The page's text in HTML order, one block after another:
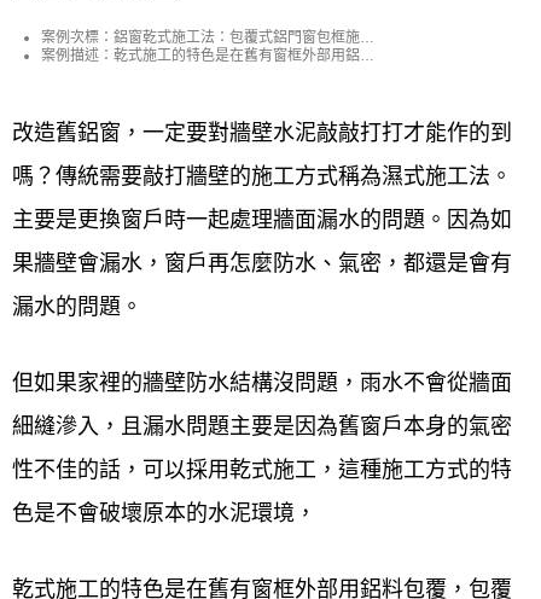
案例次標：鋁窗乾式施工法：包覆式鋁門窗包框施工
案例說明
案例描述：乾式施工的特色是在舊有窗框外部用鋁料
改造舊鋁窗，一定要對牆壁水泥敲敲打打才能作的到
嗎？傳統需要敲打牆壁的施工方式稱為濕式施工法。
主要是更換窗戶時一起處理牆面漏水的問題。因為如
果牆壁會漏水，窗戶再怎麼防水、氣密，都還是會有
漏水的問題。
但如果家裡的牆壁防水結構沒問題，雨水不會從牆面
細縫滲入，且漏水問題主要是因為舊窗戶本身的氣密
性不佳的話，可以採用乾式施工，這種施工方式的特
色是不會破壞原本的水泥環境，
乾式施工的特色是在舊有窗框外部用鋁料包覆，包覆